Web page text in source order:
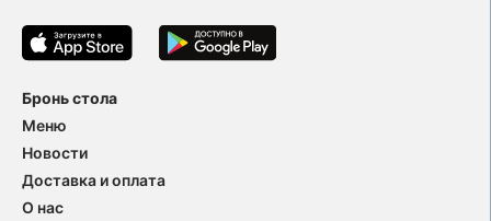
Бронь стола
Меню
Новости
Доставка и оплата
О нас